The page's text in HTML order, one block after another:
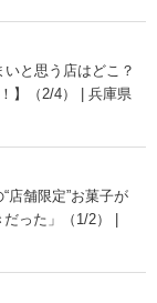
と思う店はどこ？
】（2/4） | 兵庫県
店舗限定”お菓子が
った」（1/2） |